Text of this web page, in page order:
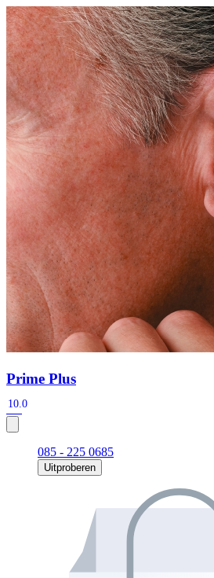
Zoeken
Snel zoeken
Signia hoortoestellenSignia Pure BCT
Allure AIAudio Service R LI 7
HoortoestelbatterijenWidex filtersFilters
Onderhoudsartikelen
Signia Active Mini IX - Oplaadbaar
De Signia Active Mini IX is het
Bekijk
Prime Plus
10.0
085 - 225 0685
Uitproberen